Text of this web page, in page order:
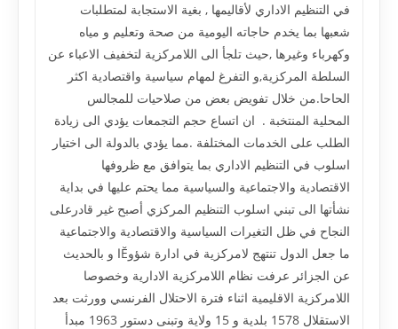
في التنظيم الاداري لأقاليمها , بغية الاستجابة لمتطلبات
شعبها بما يخدم حاجاته اليومية من صحة وتعليم و مياه
وكهرباء وغيرها ,حيث تلجأ الى اللامركزية لتخفيف الاعباء عن
السلطة المركزية,و التفرغ لمهام سياسية واقتصادية اكثر
الحاحا.من خلال تفويض بعض من صلاحيات للمجالس
المحلية المنتخبة . ان اتساع حجم التجمعات يؤدي الى زيادة
الطلب على الخدمات المختلفة .مما يؤدي بالدولة الى اختيار
اسلوب في التنظيم الاداري بما يتوافق مع ظروفها
الاقتصادية والاجتماعية والسياسية مما يحتم عليها في بداية
نشأتها الى تبني اسلوب التنظيم المركزي أصبح غير قادرعلى
النجاح في ظل التغيرات السياسية والاقتصادية والاجتماعية
ما جعل الدول تنتهج لامركزية في ادارة شؤوĔا و بالحديث
عن الجزائر عرفت نظام اللامركزية الادارية وخصوصا
اللامركزية الاقليمية اثناء فترة الاحتلال الفرنسي وورثت بعد
الاستقلال 1578 بلدية و 15 ولاية وتبنى دستور 1963 مبدأ